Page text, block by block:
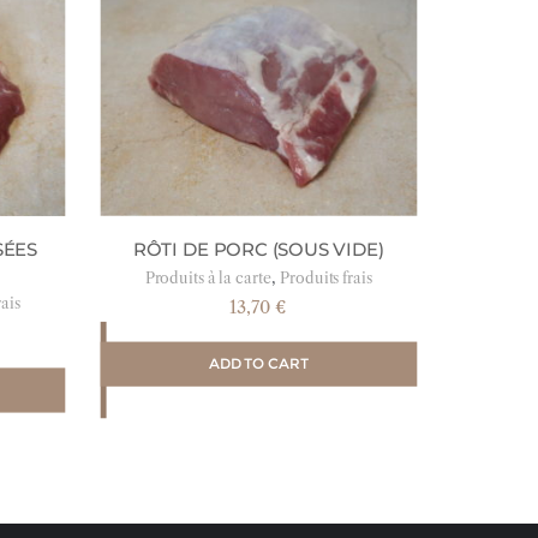
RÔTI DE PORC (SOUS VIDE)
Produits à la carte, Produits frais
13,70 €
ADD TO CART